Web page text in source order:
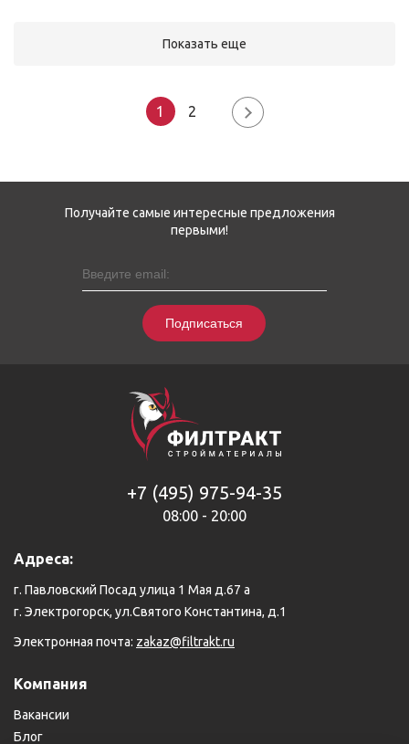
Показать еще
1 2
Получайте самые интересные предложения
первыми!
Подписаться
+7 (495) 975-94-35
08:00 - 20:00
Адреса:
г. Павловский Посад улица 1 Мая д.67 а
г. Электрогорск, ул.Святого Константина, д.1
Электронная почта: zakaz@filtrakt.ru
Компания
Вакансии
Блог